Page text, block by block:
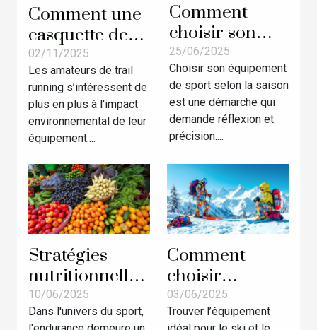
Comment une
casquette de
trail fabriquée
localement
favorise-t-elle
le
développement
durable ?
02/11/2025
Les amateurs de trail
running s’intéressent de
plus en plus à l'impact
environnemental de leur
équipement....
Comment
choisir son
équipement
de sport selon
la saison ?
25/06/2025
Choisir son équipement
de sport selon la saison
est une démarche qui
demande réflexion et
précision....
Stratégies
nutritionnelles
pour booster
l'endurance
10/06/2025
Dans l'univers du sport,
Comment
choisir
l'équipement
parfait pour le
03/06/2025
Trouver l’équipement